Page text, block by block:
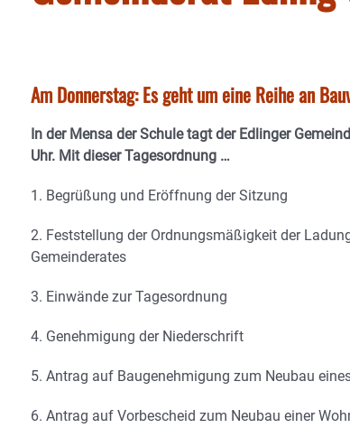
Am Donnerstag: Es geht um eine Reihe an
In der Mensa der Schule tagt der Edlinger
Uhr. Mit dieserTagesordnung …
1. Begrüßung und Eröffnung der Sitzung
2. Feststellung der Ordnungsmäßigkeit der
Gemeinderates
3. Einwände zur Tagesordnung
4. Genehmigung der Niederschrift
5. Antrag auf Baugenehmigung zum Neubau
6. Antrag auf Vorbescheid zum Neubau einer